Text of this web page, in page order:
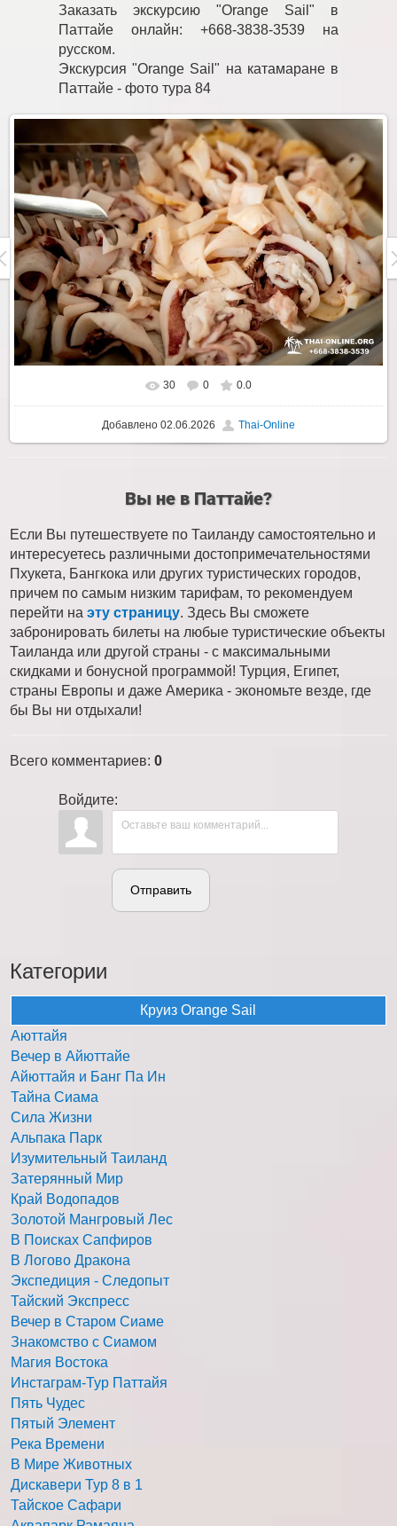
Заказать экскурсию "Orange Sail" в
Паттайе онлайн: +668-3838-3539 на
русском.
Экскурсия "Orange Sail" на катамаране в
Паттайе - фото тура 84
30 0 0.0
Добавлено 02.06.2026 Thai-Online
Вы не в Паттайе?
Если Вы путешествуете по Таиланду самостоятельно и
интересуетесь различными достопримечательностями
Пхукета, Бангкока или других туристических городов,
причем по самым низким тарифам, то рекомендуем
перейти на эту страницу. Здесь Вы сможете
забронировать билеты на любые туристические объекты
Таиланда или другой страны - с максимальными
скидками и бонусной программой! Турция, Египет,
страны Европы и даже Америка - экономьте везде, где
бы Вы ни отдыхали!
Всего комментариев: 0
Войдите:
Отправить
Категории
Круиз Orange Sail
Аюттайя
Вечер в Айюттайе
Айюттайя и Банг Па Ин
Тайна Сиама
Сила Жизни
Альпака Парк
Изумительный Таиланд
Затерянный Мир
Край Водопадов
Золотой Мангровый Лес
В Поисках Сапфиров
В Логово Дракона
Экспедиция - Следопыт
Тайский Экспресс
Вечер в Старом Сиаме
Знакомство с Сиамом
Магия Востока
Инстаграм-Тур Паттайя
Пять Чудес
Пятый Элемент
Река Времени
В Мире Животных
Дискавери Тур 8 в 1
Тайское Сафари